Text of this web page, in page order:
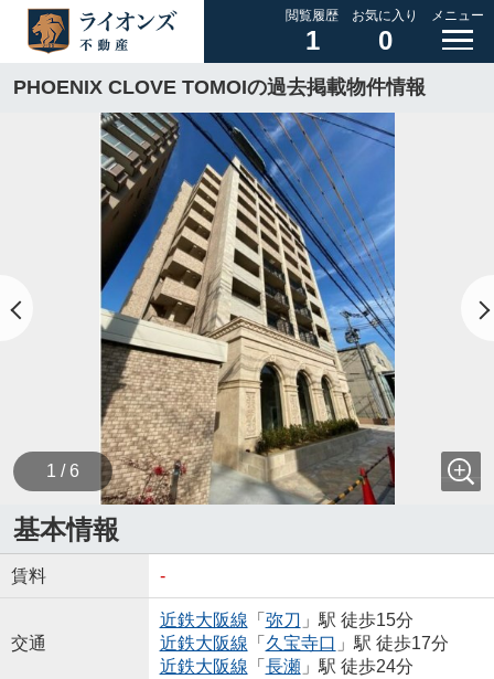
閲覧履歴
1
お気に入り
0
メニュー
PHOENIX CLOVE TOMOIの過去掲載物件情報
1 / 6
基本情報
賃料 -
交通
近鉄大阪線 「 弥刀 」駅 徒歩15分
近鉄大阪線 「 久宝寺口 」駅 徒歩17分
近鉄大阪線 「 長瀬」駅 徒歩24分